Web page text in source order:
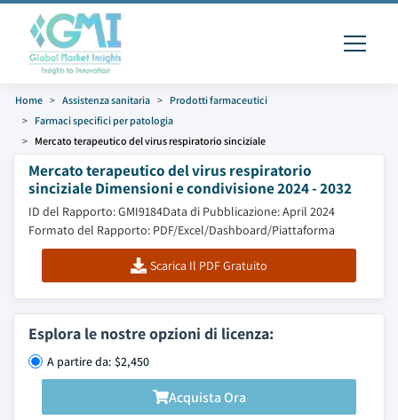
Home Assistenza sanitaria
Prodotti farmaceutici
Farmaci specifici per patologia
Mercato terapeutico del virus respiratorio sinciziale
Mercato terapeutico del virus respiratorio
sinciziale Dimensioni e condivisione 2024 - 2032
ID del Rapporto: GMI9184Data di Pubblicazione: April 2024
Formato del Rapporto: PDF/Excel/Dashboard/Piattaforma
Scarica Il PDF Gratuito
Esplora le nostre opzioni di licenza:
A partire da: $2,450
Acquista Ora